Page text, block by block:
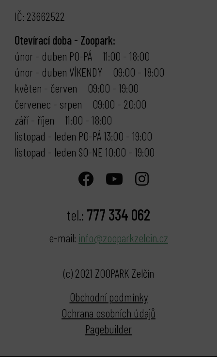
IČ: 23662522
Otevírací doba - Zoopark:
únor - duben PO-PÁ 11:00 - 18:00
únor - duben VÍKENDY 09:00 - 18:00
květen - červen 09:00 - 19:00
červenec - srpen 09:00 - 20:00
září - říjen 11:00 - 18:00
listopad - leden PO-PÁ 13:00 - 19:00
listopad - leden SO-NE 10:00 - 19:00
tel.: 777 334 062
e-mail: info@zooparkzelcin.cz
(c) 2021 ZOOPARK Zelčín
Obchodní podmínky
Ochrana osobních údajů
Pagebuilder